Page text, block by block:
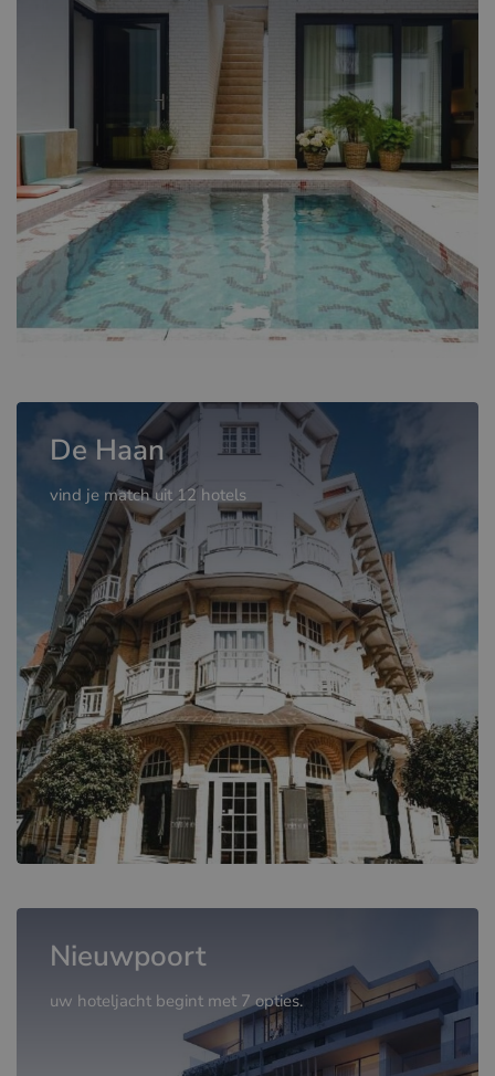
De Haan
vind je match uit 12 hotels
Nieuwpoort
uw hoteljacht begint met 7 opties.